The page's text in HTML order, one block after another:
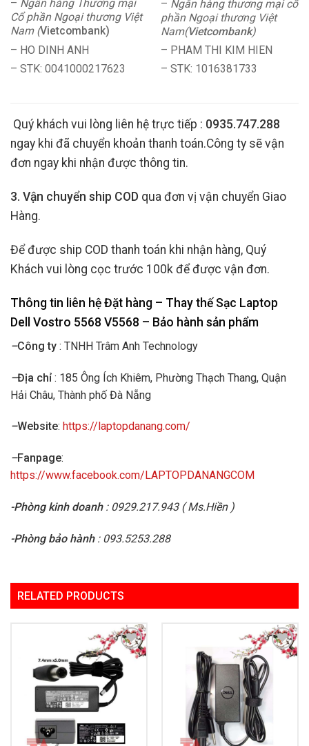
– Ngân hàng Thương mại
Cổ phần Ngoại thương Việt
Nam (Vietcombank)
– HO DINH ANH
– STK: 0041000217623
– Ngân hàng thương mại cổ
phần Ngoại thương Việt
Nam(Vietcombank)
– PHAM THI KIM HIEN
– STK: 1016381733
Quý khách vui lòng liên hệ trực tiếp : 0935.747.288
ngay khi đã chuyển khoản thanh toán.Công ty sẽ vận
đơn ngay khi nhận được thông tin.
3. Vận chuyển ship COD qua đơn vị vận chuyển Giao
Hàng.
Để được ship COD thanh toán khi nhận hàng, Quý
Khách vui lòng cọc trước 100k để được vận đơn.
Thông tin liên hệ Đặt hàng – Thay thế Sạc Laptop
Dell
Vostro 5568 V5568 – Bảo hành sản phẩm
–Công ty : TNHH Trâm Anh Technology
–Địa chỉ : 185 Ông Ích Khiêm, Phường Thạch Thang, Quận
Hải Châu, Thành phố Đà Nẵng
–Website: https://laptopdanang.com/
–Fanpage:
https://www.facebook.com/LAPTOPDANANGCOM
-Phòng kinh doanh: 0929.217.943 ( Ms.Hiền )
-Phòng bảo hành: 093.5253.288
RELATED PRODUCTS
Add to
Wishlist
Add to
Wishlist